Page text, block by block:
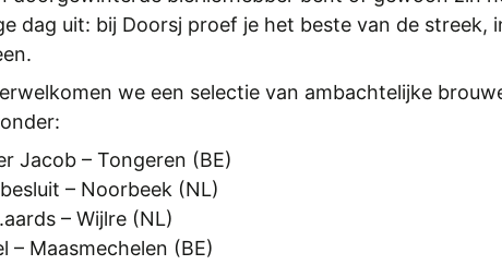
dag uit: bij Doorsj proef je het beste van de streek,
we een selectie van ambachtelijke
Jacob – Tongeren (BE)
– Noorbeek (NL)
– Wijlre (NL)
– Maasmechelen (BE)